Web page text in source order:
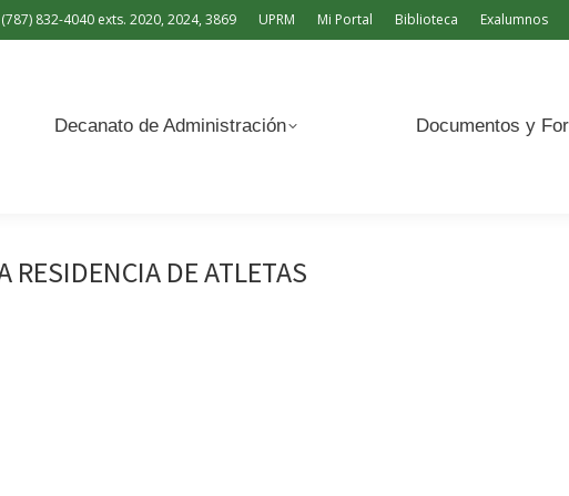
(787) 832-4040 exts. 2020, 2024, 3869 UPRM Mi Portal Biblioteca Exalumnos
Decanato de Administración Documentos y
RESIDENCIA DE ATLETAS
Documentos y Formularios